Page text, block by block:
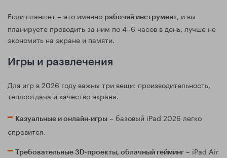
Если планшет – это именно рабочий инструмент, и вы
планируете проводить за ним по 4–6 часов в день, лучше не
экономить на экране и памяти.
Игры и развлечения
Для игр в 2026 году важны три вещи: производительность,
теплоотдача и качество экрана.
Казуальные и онлайн‑игры – базовый iPad 2026 легко
справится.
Требовательные 3D‑проекты, облачный гейминг – iPad Air